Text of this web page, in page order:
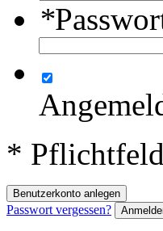
*
*
Benutzerkonto anlegen
Passwort vergessen?